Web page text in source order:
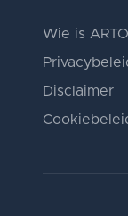
Wie is
Disclaimer